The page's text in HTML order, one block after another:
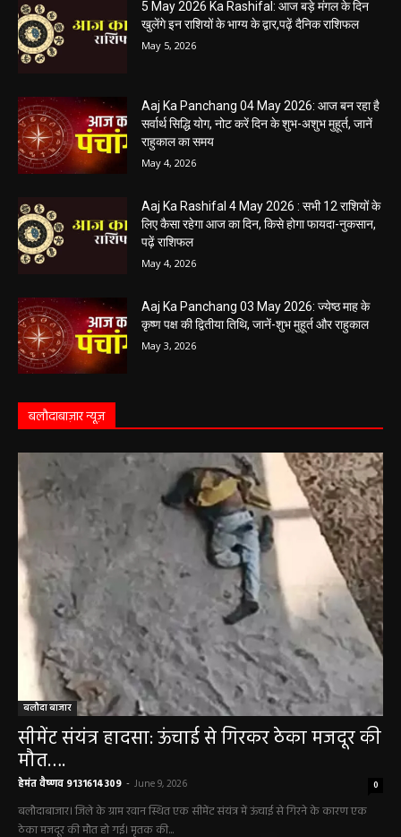
खुलेंगे इन राशियों के भाग्य के द्वार,पढ़ें दैनिक राशिफल
May 5, 2026
Aaj Ka Panchang 04 May 2026: आज बन रहा है
सर्वार्थ सिद्धि योग, नोट करें दिन के शुभ-अशुभ मुहूर्त, जानें
राहुकाल का समय
May 4, 2026
Aaj Ka Rashifal 4 May 2026 : सभी 12 राशियों के
लिए कैसा रहेगा आज का दिन, किसे होगा फायदा-नुकसान,
पढ़ें राशिफल
May 4, 2026
Aaj Ka Panchang 03 May 2026: ज्येष्ठ माह के
कृष्ण पक्ष की द्वितीया तिथि, जानें-शुभ मुहूर्त और राहुकाल
May 3, 2026
बलौदाबाज़ार न्यूज़
बलौदा बाजार
सीमेंट संयंत्र हादसा: ऊंचाई से गिरकर ठेका मजदूर की
मौत….
हेमंत वैष्णव 9131614309 June 9, 2026 0
बलौदाबाजार। जिले के ग्राम रवान स्थित एक सीमेंट संयंत्र में ऊंचाई से गिरने के कारण एक
ठेका मजदूर की मौत हो गई। मृतक की...